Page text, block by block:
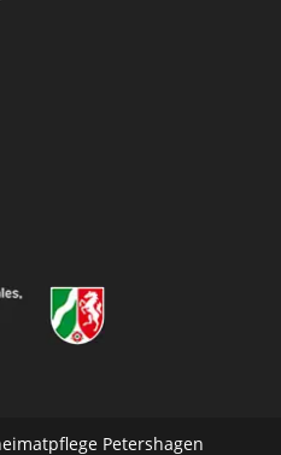
Petershagen